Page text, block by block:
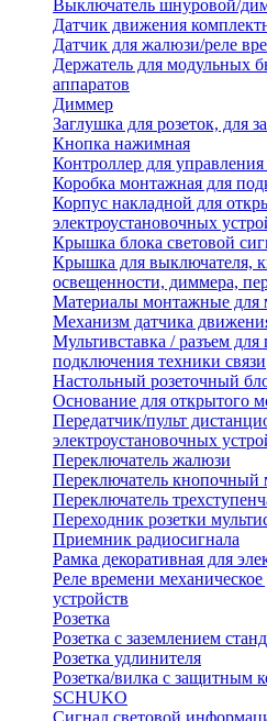
Выключатель шнуровой/
Датчик движения
Датчик для жалюзи/реле
Держатель для модульных
аппаратов
Диммер
Заглушка для розеток, для
Кнопка нажимная
Контроллер для
Коробка монтажная для
Корпус накладной для
электроустановочных
Крышка блока световой
Крышка для выключателя,
освещенности, диммера,
Материалы монтажные для
Механизм датчика
Мультивставка / разъем
подключения техники связи
Настольный розеточный
Основание для открытого
Передатчик/пульт
электроустановочных
Переключатель жалюзи
Переключатель
Переключатель
Переходник розетки
Приемник радиосигнала
Рамка декоративная для
Реле времени
устройств
Розетка
Розетка с заземлением
Розетка удлинителя
Розетка/вилка с защитным
SCHUKO
Сигнал световой